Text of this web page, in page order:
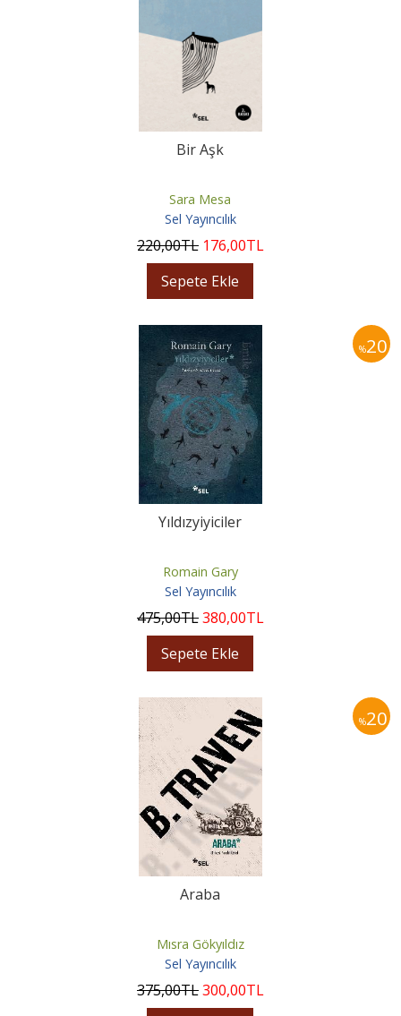
Bir Aşk
Sara Mesa
Sel Yayıncılık
220,00TL 176,00TL
Sepete Ekle
%20
Yıldızyiyiciler
Romain Gary
Sel Yayıncılık
475,00TL380,00TL
Sepete Ekle
%20
Araba
Mısra Gökyıldız
Sel Yayıncılık
375,00TL300,00TL